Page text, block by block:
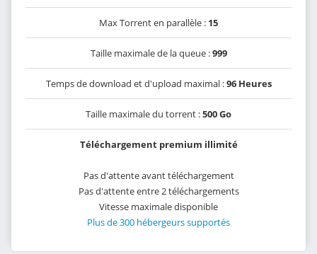
Max Torrent en parallèle : 15
Taille maximale de la queue :999
Temps de download et d'upload maximal :96 Heures
Taille maximale du torrent :500 Go
Téléchargement premium illimité
Pas d'attente avant téléchargement
Pas d'attente entre 2 téléchargements
Vitesse maximale disponible
Plus de 300 hébergeurs supportés